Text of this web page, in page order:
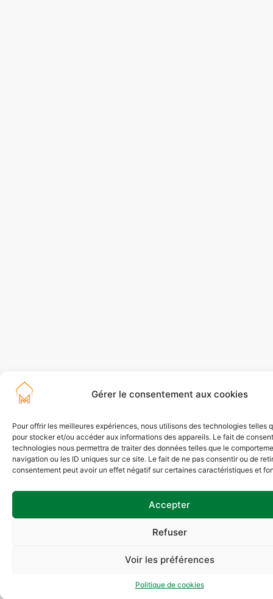
Gérer le consentement aux cookies
Pour offrir les meilleures expériences, nous utilisons des technologies telles
pour stocker et/ou accéder aux informations des appareils. Le fait de
technologies nous permettra de traiter des données telles que le
navigation ou les ID uniques sur ce site. Le fait de ne pas consentir ou de
consentement peut avoir un effet négatif sur certaines caractéristiques et
Accepter
Refuser
Voir les préférences
Politique de cookies